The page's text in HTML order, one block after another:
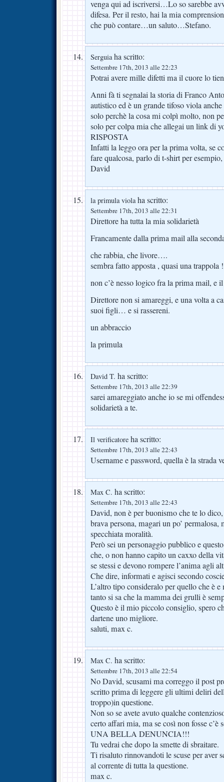
venga qui ad iscriversi…Lo so sarebbe
difesa. Per il resto, hai la mia
che può contare…un saluto…Stefano.
Serguiaha scritto:
Settembre 17th, 2013 alle 22:23
Potrai avere mille difetti ma il cuore lo
Anni fà ti segnalai la storia di Franco
autistico ed è un grande tifoso viola
solo perchè la cosa mi colpì molto, non
solo per colpa mia che allegai un link di
RISPOSTA
Infatti la leggo ora per la prima volta, se
fare qualcosa, parlo di t-shirt per
David
la primula violaha scritto:
Settembre 17th, 2013 alle 22:31
Direttore ha tutta la mia solidarietà
Francamente dalla prima mail alla
che rabbia, che livore….
sembra fatto apposta , quasi una trappola !
non c’è nesso logico fra la prima mail, e
Direttore non si amareggi, e una volta a
suoi figli… e si rassereni.
un abbraccio
la primula
David T. ha scritto:
Settembre 17th, 2013 alle 22:39
sarei amareggiato anche io se mi
solidarietà a te.
Il verificatore ha scritto:
Settembre 17th, 2013 alle 22:43
Username e password, quella è la strada
Max C. ha scritto:
Settembre 17th, 2013 alle 22:43
David, non è per buonismo che te lo
brava persona, magari un po’ permalosa,
specchiata moralità.
Però sei un personaggio pubblico e
che, o non hanno capito un caxxo della
se stessi e devono rompere l’anima agli
Che dire, informati e agisci secondo
L’altro tipo consideralo per quello che è
tanto si sa che la mamma dei grulli è
Questo è il mio piccolo consiglio, spero
dartene uno migliore.
saluti, max c.
Max C. ha scritto:
Settembre 17th, 2013 alle 22:54
No David, scusami ma correggo il post
scritto prima di leggere gli ultimi deliri
troppo)in questione.
Non so se avete avuto qualche
certo affari mia, ma se così non fosse c’è
UNA BELLA DENUNCIA!!!
Tu vedrai che dopo la smette di sbraitare.
Ti risaluto rinnovandoti le scuse per aver
al corrente di tutta la questione.
max c.